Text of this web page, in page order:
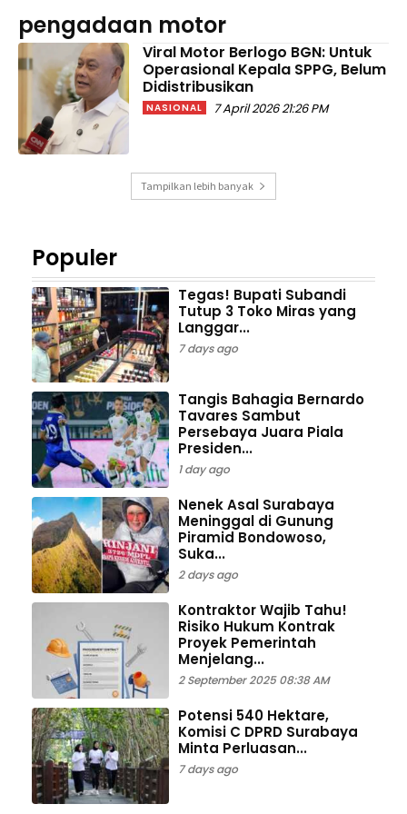
pengadaan motor
Viral Motor Berlogo BGN: Untuk
Operasional Kepala SPPG, Belum
Didistribusikan
NASIONAL 7 April 2026 21:26 PM
Tampilkan lebih banyak
Populer
Tegas! Bupati Subandi
Tutup 3 Toko Miras yang
Langgar...
7 days ago
Tangis Bahagia Bernardo
Tavares Sambut
Persebaya Juara Piala
Presiden...
1 day ago
Nenek Asal Surabaya
Meninggal di Gunung
Piramid Bondowoso,
Suka...
2 days ago
Kontraktor Wajib Tahu!
Risiko Hukum Kontrak
Proyek Pemerintah
Menjelang...
2 September 2025 08:38 AM
Potensi 540 Hektare,
Komisi C DPRD Surabaya
Minta Perluasan...
7 days ago